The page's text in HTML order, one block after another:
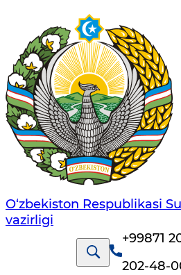
O‘zbekiston Respublikasi
vazirligi
+99871
202-48-